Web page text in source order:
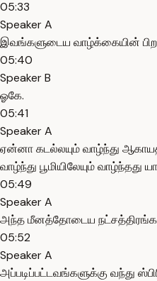
05:33
Speaker A
இவங்களுடைய வாழ்க்கையின்
05:40
Speaker B
ஓகே.
05:41
Speaker A
ஏன்னா கடல்லயும் வாழ்ந்து
வாழ்ந்து பூமியிலேயும்
05:49
Speaker A
அந்த மீனத்தோடைய
05:52
Speaker A
அப்படிப்பட்டவங்களுக்கு வந்து